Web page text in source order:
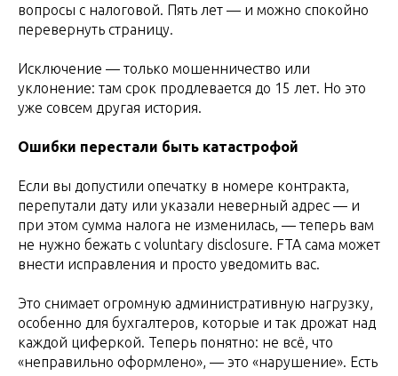
вопросы с налоговой. Пять лет — и можно спокойно
перевернуть страницу.
Исключение — только мошенничество или
уклонение: там срок продлевается до 15 лет. Но это
уже совсем другая история.
Ошибки перестали быть катастрофой
Если вы допустили опечатку в номере контракта,
перепутали дату или указали неверный адрес — и
при этом сумма налога не изменилась, — теперь вам
не нужно бежать с voluntary disclosure. FTA сама может
внести исправления и просто уведомить вас.
Это снимает огромную административную нагрузку,
особенно для бухгалтеров, которые и так дрожат над
каждой циферкой. Теперь понятно: не всё, что
«неправильно оформлено», — это «нарушение». Есть